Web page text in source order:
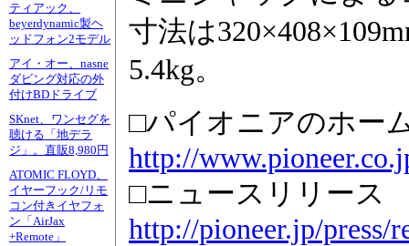
ティアック、
beyerdynamic製ヘ
ッドフォン2モデル
アイ・オー、nasne
ダビング対応の外
付けBDドライブ
SKnet、ワンセグを
聴ける「地デラ
ジ」。直販8,980円
ATOMIC FLOYD、
イヤーフック/リモ
コン付きイヤフォ
ン「AirJax
+Remote」
寸法は
5.4kg。
□パイオニアのホー
http://
□ニュースリリース
http://pioneer.jp/press/